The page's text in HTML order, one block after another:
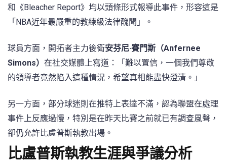
和《Bleacher Report》均以頭條形式報導此事件，形容這是
「NBA近年最嚴重的教練級法律醜聞」。
球員方面，開拓者主力後衛安芬尼·賽門斯（Anfernee
Simons） 在社交媒體上寫道：「難以置信，一個我們尊敬
的領導者竟然陷入這種情況，希望真相能盡快澄清。」
另一方面，部分球迷則在推特上表達不滿，認為聯盟在處理
事件上反應過慢，特別是在昨天比賽之前就已有調查風聲，
卻仍允許比盧普斯執教出場。
比盧普斯執教生涯與爭議分析